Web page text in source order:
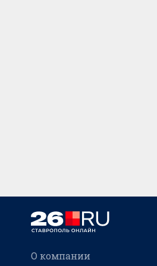
О компании